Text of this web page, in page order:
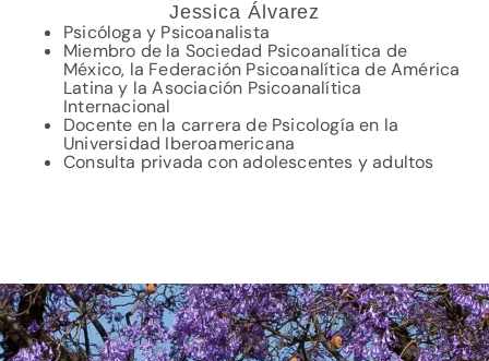
Jessica Álvarez
Psicóloga y Psicoanalista
Miembro de la Sociedad Psicoanalítica de
México, la Federación Psicoanalítica de América
Latina y la Asociación Psicoanalítica
Internacional
Docente en la carrera de Psicología en la
Universidad Iberoamericana
Consulta privada con adolescentes y adultos